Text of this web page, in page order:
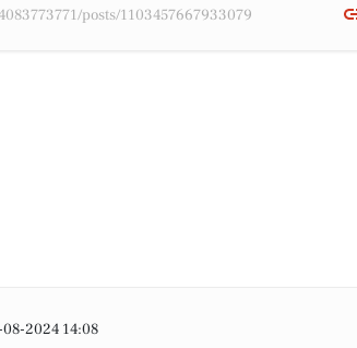
posts/1103457667933079
2024 14:08